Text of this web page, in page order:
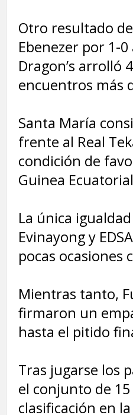
‎Otro resultado
Ebenezer por 1-
Dragon’s arrolló
encuentros más
‎Santa María
frente al Real
condición de
Guinea
‎La única
Evinayong y
pocas ocasiones
‎Mientras tanto,
firmaron un
hasta el pitido
‎Tras jugarse los
el conjunto de
clasificación en